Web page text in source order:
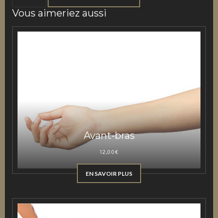
Bras
pour
Vous aimeriez aussi
Avant-bras
12,00€
EN SAVOIR PLUS